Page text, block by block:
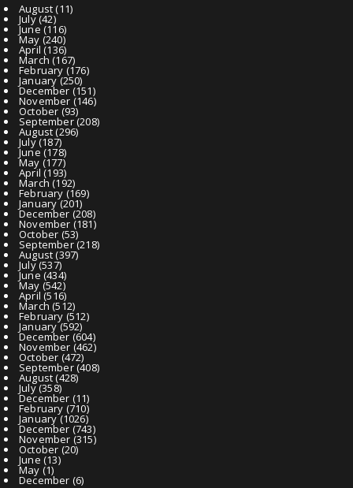
August(11)
July(42)
June(116)
May (240)
April (136)
March (167)
February (176)
January(250)
December (151)
November (146)
October (93)
September(208)
August(296)
July(187)
June(178)
May (177)
April (193)
March (192)
February (169)
January(201)
December (208)
November (181)
October (53)
September(218)
August(397)
July(537)
June(434)
May (542)
April (516)
March (512)
February (512)
January(592)
December (604)
November (462)
October (472)
September(408)
August(428)
July(358)
December (11)
February (710)
January(1026)
December (743)
November (315)
October (20)
June (13)
May (1)
December (6)